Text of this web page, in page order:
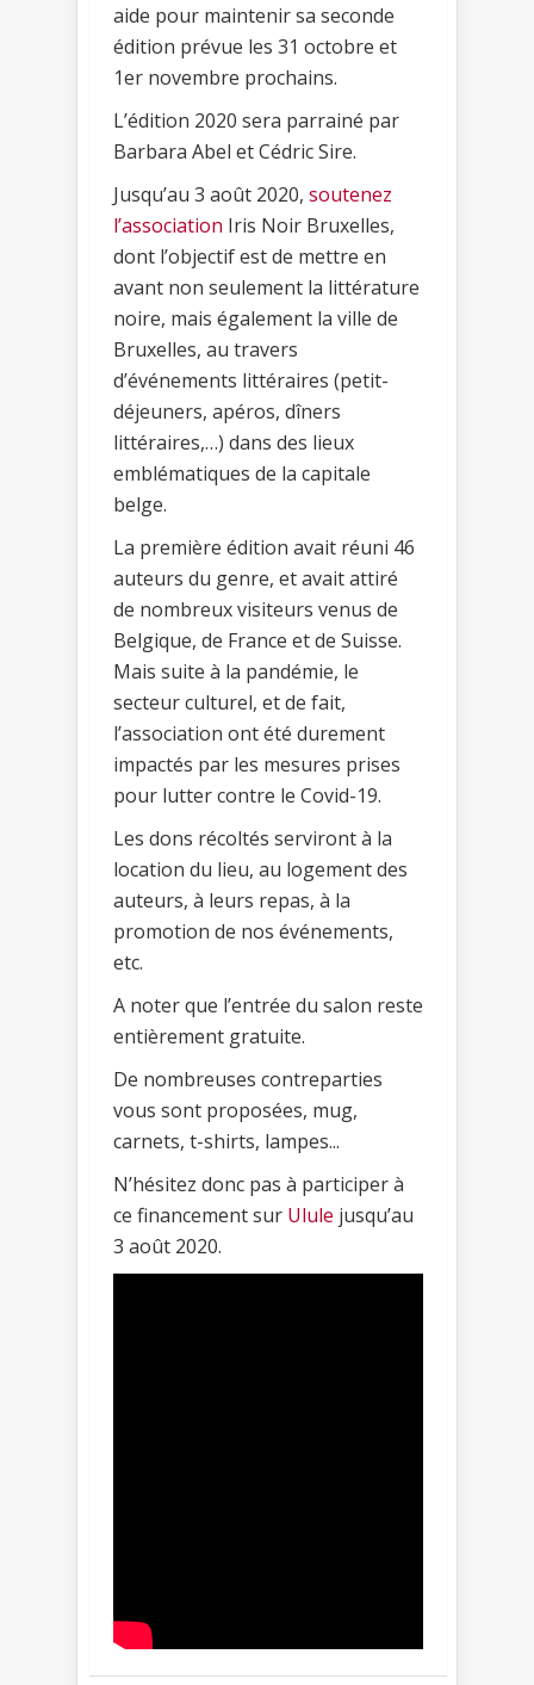
aide pour maintenir sa seconde
édition prévue les 31 octobre et
1er novembre prochains.
L’édition 2020 sera parrainé par
Barbara Abel et Cédric Sire.
Jusqu’au 3 août 2020, soutenez
l’association Iris Noir Bruxelles,
dont l’objectif est de mettre en
avant non seulement la littérature
noire, mais également la ville de
Bruxelles, au travers
d’événements littéraires (petit-
déjeuners, apéros, dîners
littéraires,…) dans des lieux
emblématiques de la capitale
belge.
La première édition avait réuni 46
auteurs du genre, et avait attiré
de nombreux visiteurs venus de
Belgique, de France et de Suisse.
Mais suite à la pandémie, le
secteur culturel, et de fait,
l’association ont été durement
impactés par les mesures prises
pour lutter contre le Covid-19.
Les dons récoltés serviront à la
location du lieu, au logement des
auteurs, à leurs repas, à la
promotion de nos événements,
etc.
A noter que l’entrée du salon reste
entièrement gratuite.
De nombreuses contreparties
vous sont proposées, mug,
carnets, t-shirts, lampes...
N’hésitez donc pas à participer à
ce financement sur Ulule jusqu’au
3 août 2020.